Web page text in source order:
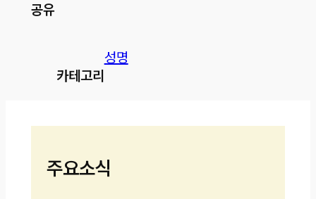
공유
카테고리
성명
주요소식